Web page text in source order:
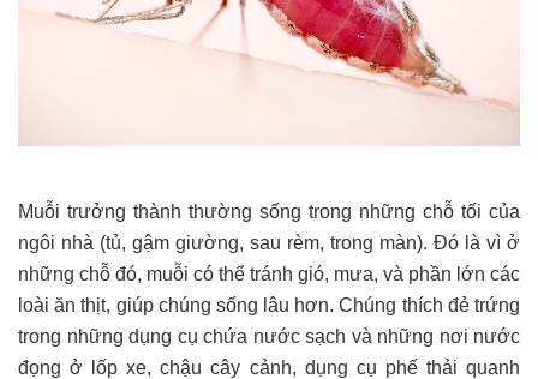
Muỗi trưởng thành thường sống trong những chỗ tối của
ngôi nhà (tủ, gậm giường, sau rèm, trong màn). Đó là vì ở
những chỗ đó, muỗi có thể tránh gió, mưa, và phần lớn các
loài ăn thịt, giúp chúng sống lâu hơn. Chúng thích đẻ trứng
trong những dụng cụ chứa nước sạch và những nơi nước
đọng ở lốp xe, chậu cây cảnh, dụng cụ phế thải quanh